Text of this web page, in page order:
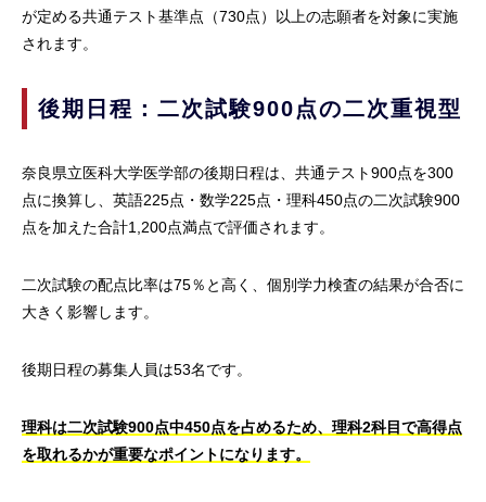
が定める共通テスト基準点（730点）以上の志願者を対象に実施
されます。
後期日程：二次試験900点の二次重視型
奈良県立医科大学医学部の後期日程は、共通テスト900点を300
点に換算し、英語225点・数学225点・理科450点の二次試験900
点を加えた合計1,200点満点で評価されます。
二次試験の配点比率は75％と高く、個別学力検査の結果が合否に
大きく影響します。
後期日程の募集人員は53名です。
理科は二次試験900点中450点を占めるため、理科2科目で高得点
を取れるかが重要なポイントになります。